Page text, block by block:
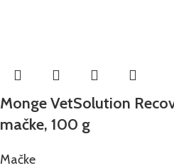
Monge VetSolution
mačke, 100 g
Mačke